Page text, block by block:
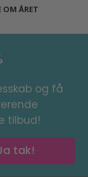
OM ÅRET
og få
tilbud!
tak!